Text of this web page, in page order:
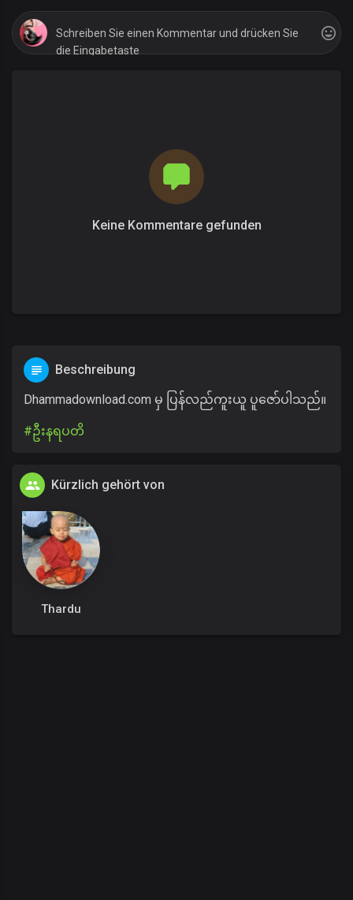
Keine Kommentare gefunden
Beschreibung
Dhammadownload.com မှ ပြန်လည်ကူးယူ ပူဇော်ပါသည်။
#ဦးနရပတိ
Kürzlich gehört von
Thardu